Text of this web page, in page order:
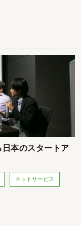
日本のスタートア
ネットサービス